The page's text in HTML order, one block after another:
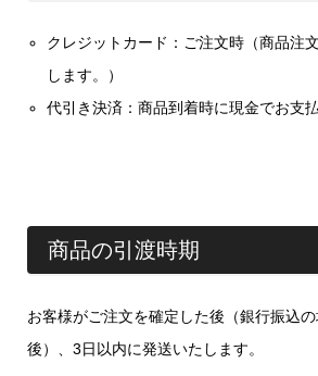
クレジットカード：ご注文時（商品注
します。）
代引き決済：商品到着時に現金でお支
商品の引渡時期
お客様がご注文を確定した後（銀行振込
後）、3日以内に発送いたします。